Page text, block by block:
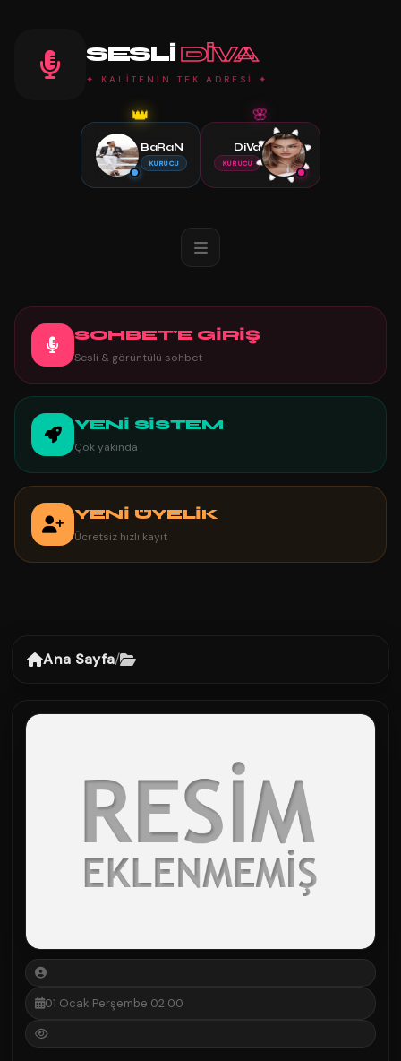
SESLI DIVA
✦ KALİTENİN TEK ADRESİ ✦
👑
BaRaN
KURUCU
🌸
DiVa
KURUCU
SOHBET'E GİRİŞ
Sesli & görüntülü sohbet
YENİ SİSTEM
Çok yakında
YENİ ÜYELİK
Ücretsiz hızlı kayıt
Ana Sayfa/
01 Ocak Perşembe 02:00